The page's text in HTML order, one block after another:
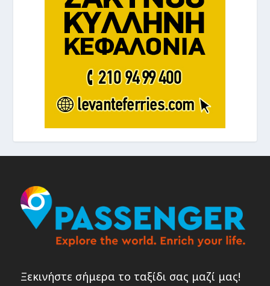
Ξεκινήστε σήμερα το ταξίδι σας μαζί μας!